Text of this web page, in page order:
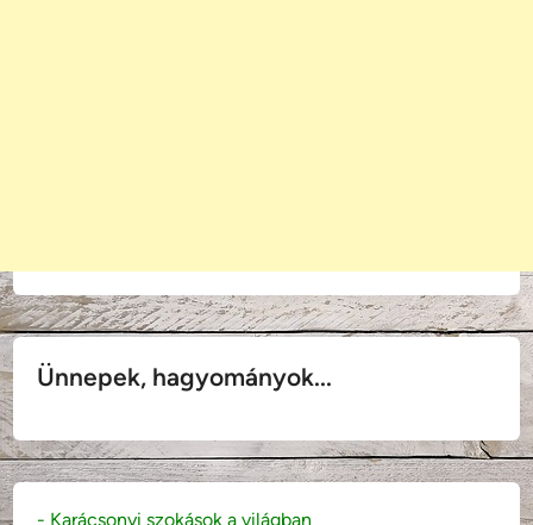
Ünnepek, hagyományok...
- Karácsonyi szokások a világban